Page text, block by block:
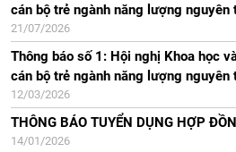
cán bộ trẻ ngành năng lượng nguyên
21/07/2026
Thông báo số 1: Hội nghị Khoa học
cán bộ trẻ ngành năng lượng nguyên
12/03/2026
THÔNG BÁO TUYỂN DỤNG HỢP
14/01/2026
Thông báo về việc thẩm định năng
viên PGS tại HĐGSCS Viện NLNTVN
Thông báo về việc đề cử thành viên
cơ sở năm 2025
14/05/2025
Kết quả xét bổ nhiệm lại chức danh